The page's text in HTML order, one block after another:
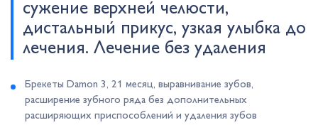
сужение верхней челюсти,
дистальный прикус, узкая улыбка до
лечения. Лечение без удаления
Брекеты Damon 3, 21 месяц, выравнивание зубов,
расширение зубного ряда без дополнительных
расширяющих приспособлений и удаления зубов